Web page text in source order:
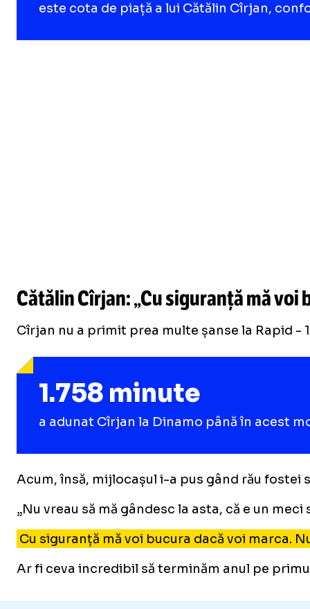
este cota de piață a lui Cătălin Cîrjan,
Cătălin Cîrjan: „Cu siguranță mă voi
Cîrjan nu a primit prea multe șanse la Rapid
1.758 minute
a adunat Cîrjan la Dinamo până în acest
Acum, însă, mijlocașul i-a pus gând rău fostei
„Nu vreau să mă gândesc la asta, că e un
Cu siguranță mă voi bucura dacă voi marca.
Ar fi ceva incredibil să terminăm anul pe